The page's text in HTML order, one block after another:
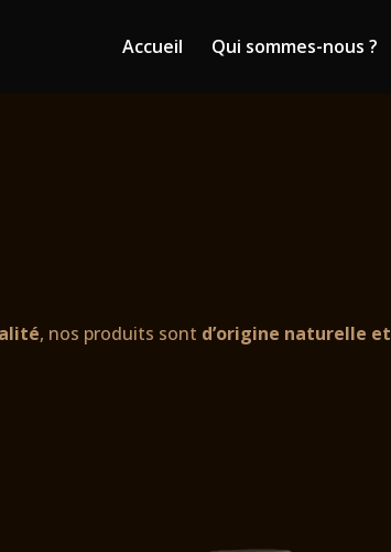
Accueil Qui sommes-nous ?
, nos produits sont d’origine naturelle et